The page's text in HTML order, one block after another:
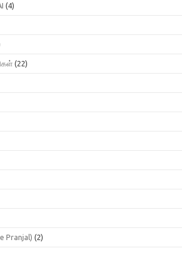
(4)
(22)
Pranjal) (2)